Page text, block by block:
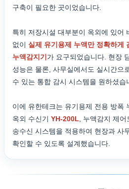
구축이 필요한 곳이었습니다.
특히 저장시설 대부분이 옥외에 있어
없이 실제 유기용제 누액만 정확하게
누액감지기 가 요구되었습니다. 현장
성능은 물론, 사무실에서도 실시간으
수 있는 통합 감시 시스템을 원하셨습
이에 유한테크는 유기용제 전용 방폭
옥외 수신기 YH-200L , 누액감지 제어
송수신 시스템을 적용하여 현장과 사
확인할 수 있도록 설계했습니다.